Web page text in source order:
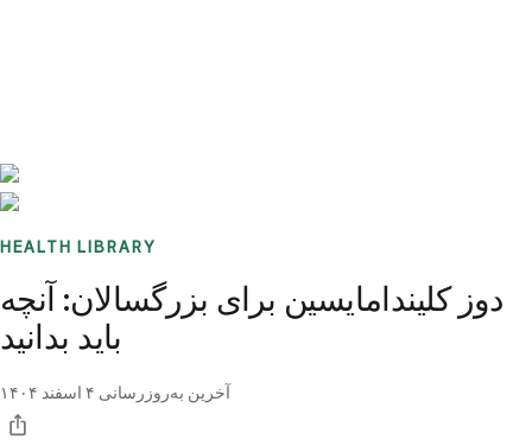
HEALTH LIBRARY
دوز کلیندامایسین برای بزرگسالان: آنچه
باید بدانید
آخرین به‌روزرسانی ۴ اسفند ۱۴۰۴